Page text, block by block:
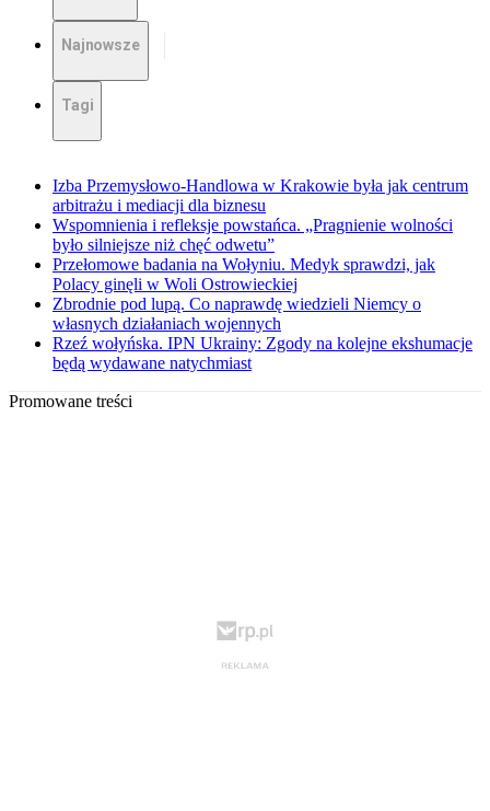
Najnowsze
Tagi
Izba Przemysłowo-Handlowa w Krakowie była jak centrum
arbitrażu i mediacji dla biznesu
Wspomnienia i refleksje powstańca. „Pragnienie wolności
było silniejsze niż chęć odwetu”
Przełomowe badania na Wołyniu. Medyk sprawdzi, jak
Polacy ginęli w Woli Ostrowieckiej
Zbrodnie pod lupą. Co naprawdę wiedzieli Niemcy o
własnych działaniach wojennych
Rzeź wołyńska. IPN Ukrainy: Zgody na kolejne ekshumacje
będą wydawane natychmiast
Promowane treści